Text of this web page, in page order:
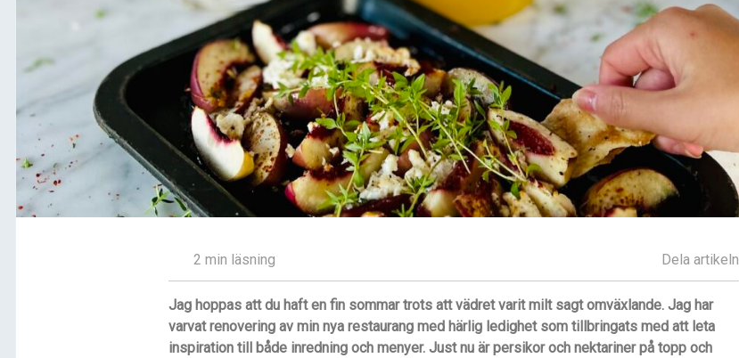
2 min läsning Dela artikeln
Jag hoppas att du haft en fin sommar trots att vädret varit milt sagt omväxlande. Jag har
varvat renovering av min nya restaurang med härlig ledighet som tillbringats med att leta
inspiration till både inredning och menyer. Just nu är persikor och nektariner på topp och